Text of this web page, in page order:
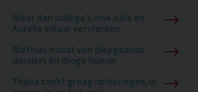
Meer dan collega’s: hoe Julie en
Aurélie elkaar versterken
Mathias houdt van diepgaande
dossiers én droge humor
Thalia zoekt graag oplossingen, in